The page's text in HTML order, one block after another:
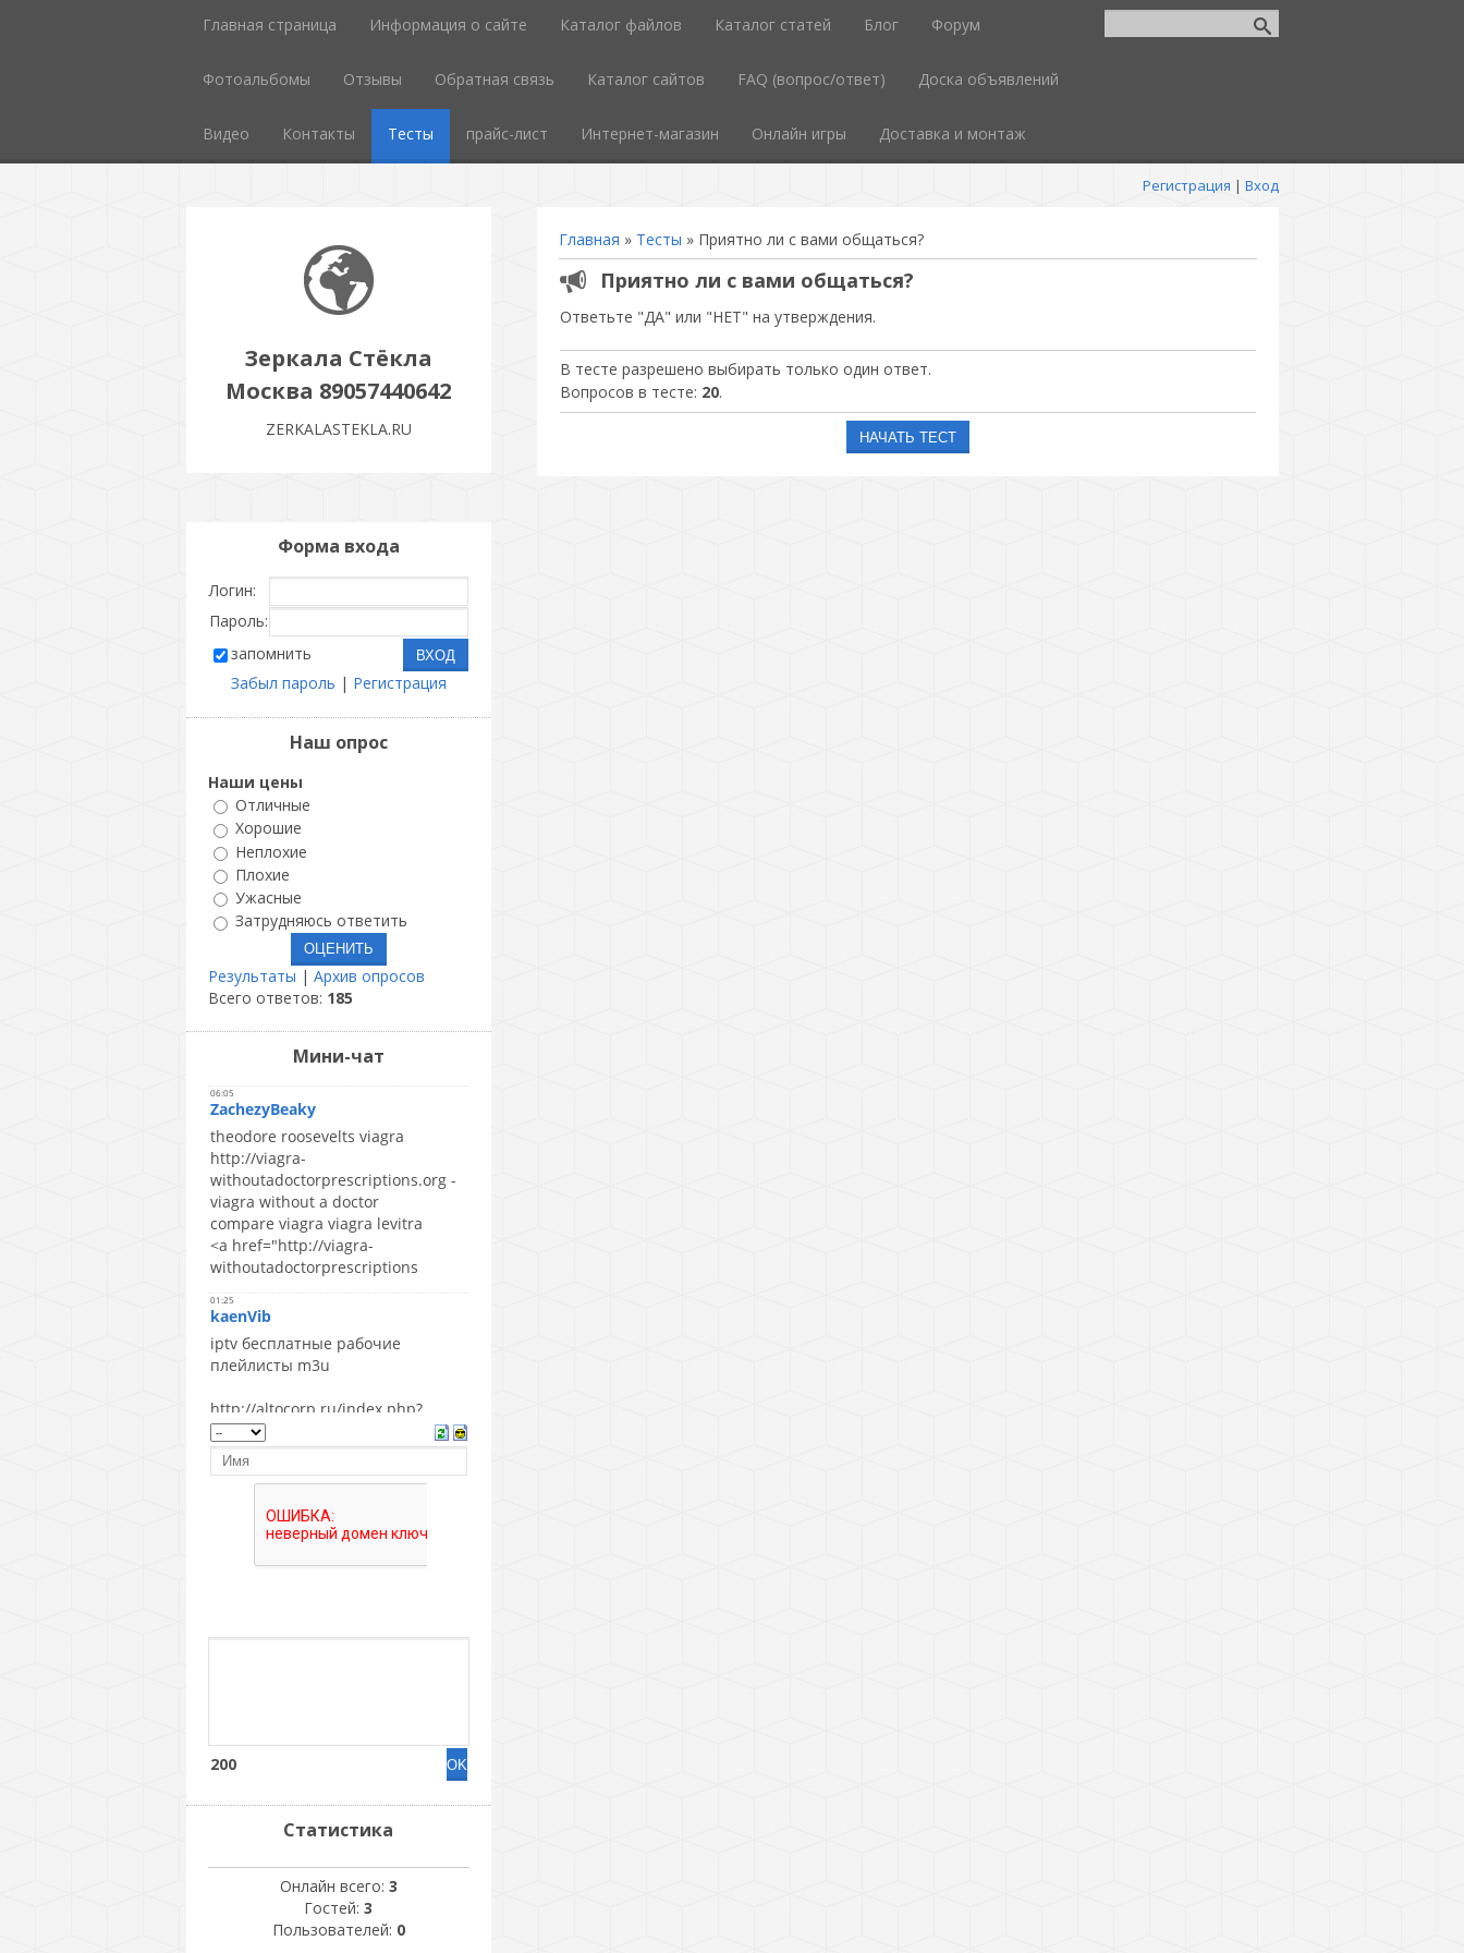
Главная страница Информация о сайте Каталог файлов Каталог статей Блог Форум
Фотоальбомы Отзывы Обратная связь Каталог сайтов FAQ (вопрос/ответ) Доска объявлений
Видео Контакты Тесты прайс-лист Интернет-магазин Онлайн игры Доставка и монтаж
Регистрация | Вход
Зеркала Стёкла
Москва 89057440642
ZERKALASTEKLA.RU
Главная » Тесты » Приятно ли с вами общаться?
Приятно ли с вами общаться?
Ответьте "ДА" или "НЕТ" на утверждения.
В тесте разрешено выбирать только один ответ.
Вопросов в тесте: 20.
Форма входа
Логин:
Пароль:
запомнить
Забыл пароль | Регистрация
Наш опрос
Наши цены
Отличные
Хорошие
Неплохие
Плохие
Ужасные
Затрудняюсь ответить
Результаты | Архив опросов
Всего ответов: 185
Мини-чат
200
Статистика
Онлайн всего: 3
Гостей: 3
Пользователей: 0